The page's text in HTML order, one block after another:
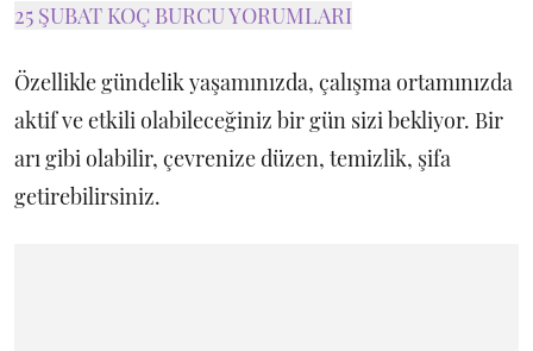
25 ŞUBAT KOÇ BURCU YORUMLARI
Özellikle gündelik yaşamınızda, çalışma ortamınızda
aktif ve etkili olabileceğiniz bir gün sizi bekliyor. Bir
arı gibi olabilir, çevrenize düzen, temizlik, şifa
getirebilirsiniz.